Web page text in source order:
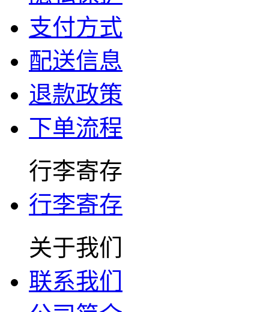
支付方式
配送信息
退款政策
下单流程
行李寄存
行李寄存
关于我们
联系我们